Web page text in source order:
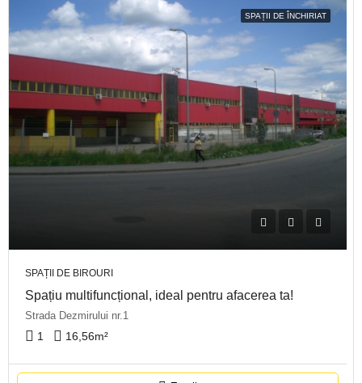
SPAȚII DE ÎNCHIRIAT
SPAȚII DE BIROURI
Spațiu multifuncțional, ideal pentru afacerea ta!
Strada Dezmirului nr.1
1 16,56m²